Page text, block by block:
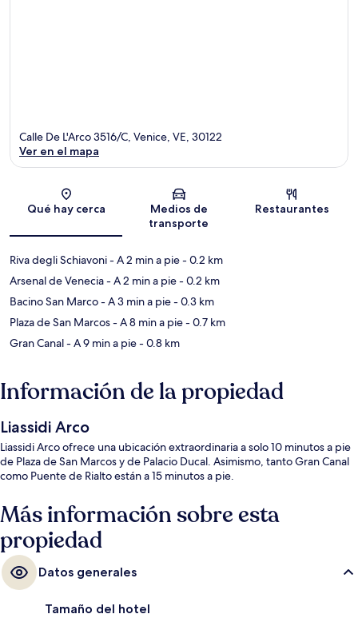
Sección del mapa
Calle De L'Arco 3516/C, Venice, VE, 30122
Ver en el mapa
Qué hay cerca
Medios de
transporte
Restaurantes
Riva degli Schiavoni- A 2 min a pie- 0.2 km
Arsenal de Venecia- A 2 min a pie- 0.2 km
Bacino San Marco- A 3 min a pie- 0.3 km
Plaza de San Marcos- A 8 min a pie- 0.7 km
Gran Canal- A 9 min a pie- 0.8 km
Información de la propiedad
Liassidi Arco
Liassidi Arco ofrece una ubicación extraordinaria a solo 10 minutos a pie
de Plaza de San Marcos y de Palacio Ducal. Asimismo, tanto Gran Canal
como Puente de Rialto están a 15 minutos a pie.
Más información sobre esta
propiedad
Datos generales
Tamaño del hotel